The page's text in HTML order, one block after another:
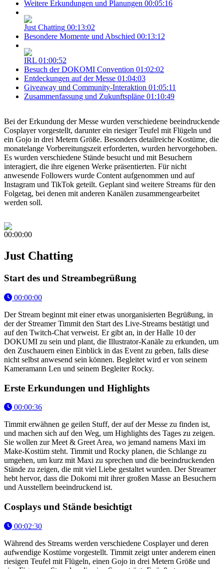
Weitere Erkundungen und Planungen 00:05:16
Just Chatting 00:13:02
Besondere Momente und Abschied 00:13:12
IRL 01:00:52
Besuch der DOKOMI Convention 01:02:02
Entdeckungen auf der Messe 01:04:03
Giveaway und Community-Interaktion 01:05:11
Zusammenfassung und Zukunftspläne 01:10:49
Bei der Erkundung der Messe wurden verschiedene beeindruckende
Cosplayer vorgestellt, darunter ein riesiger Teufel mit Flügeln und
ein Gojo in drei Metern Größe. Besonders detailreiche Kostüme, die
monatelange Vorbereitungszeit erforderten, wurden hervorgehoben.
Es wurden verschiedene Stände besucht und mit Besuchern
interagiert, die ihre eigenen Werke präsentierten. Für nicht
anwesende Followers wurde Content aufgenommen und auf
Instagram und TikTok geteilt. Geplant sind weitere Streams für den
Folgetag, bei denen mit anderen Kanälen zusammengearbeitet
werden soll.
00:00:00
Just Chatting
Start des und Streambegrüßung
00:00:00
Der Stream beginnt mit einer etwas unorganisierten Begrüßung, in
der der Streamer Timmit den Start des Live-Streams bestätigt und
auf den Twitch-Chat verweist. Er gibt an, in der Halle 10 der
DOKUMI zu sein und plant, die Illustrator-Kanäle zu erkunden, um
den Zuschauern einen Einblick in das Event zu geben, falls diese
nicht selbst anwesend sein können. Begleitet wird er von seinem
Kameramann Len und seinem Begleiter Rocky.
Erste Erkundungen und Highlights
00:00:36
Timmit erwähnen ge geilen Stuff, der auf der Messe zu finden ist,
und machen sich auf den Weg, um Highlights des Tages zu zeigen.
Sie wollen zur Meet & Greet Area, wo jemand namens Maxi im
Make-Kostüm steht. Timmit und Rocky planen, die Schlange zu
umgehen, um kurz mit Maxi zu sprechen und die beeindruckenden
Stände zu zeigen, die mit viel Liebe gestaltet wurden. Der Streamer
hebt hervor, dass die Dokomi mit ihrer großen Masse an Besuchern
und Ausstellern beeindruckend ist.
Cosplays und Stände besichtigt
00:02:30
Während des Streams werden verschiedene Cosplayer und deren
aufwendige Kostüme vorgestellt. Timmit zeigt unter anderem einen
riesigen Teufel mit Flügeln, einen Gojo in drei Metern Größe und